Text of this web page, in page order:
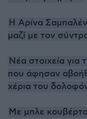
Η Αρίνα
μαζί με τον
Νέα στοιχεία για
που άφησαν
χέρια του
Με μπλε